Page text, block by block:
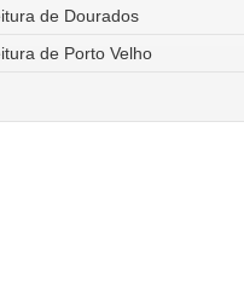
de Dourados
de Porto Velho